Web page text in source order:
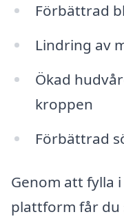
Förbättrad
Lindring av
Ökad
kroppen
Förbättrad
Genom att fylla
plattform får du